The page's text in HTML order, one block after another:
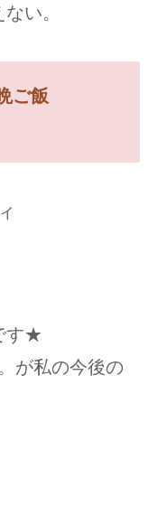
い。
ご飯
す★
が私の今後の